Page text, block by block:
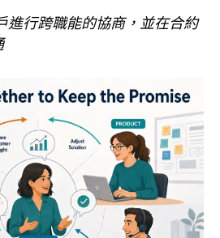
進行跨職能的協商，並在合約